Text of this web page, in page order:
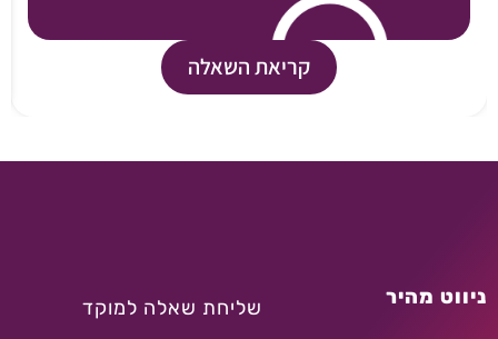
קריאת השאלה
ניווט מהיר שליחת שאלה למוקד